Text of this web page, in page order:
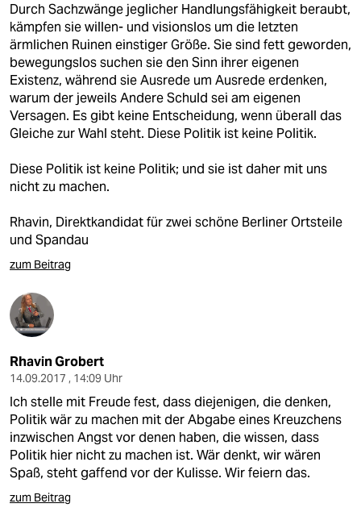
Durch Sachzwänge jeglicher Handlungsfähigkeit beraubt,
kämpfen sie willen- und visionslos um die letzten
ärmlichen Ruinen einstiger Größe. Sie sind fett geworden,
bewegungslos suchen sie den Sinn ihrer eigenen
Existenz, während sie Ausrede um Ausrede erdenken,
warum der jeweils Andere Schuld sei am eigenen
Versagen. Es gibt keine Entscheidung, wenn überall das
Gleiche zur Wahl steht. Diese Politik ist keine Politik.
Diese Politik ist keine Politik; und sie ist daher mit uns
nicht zu machen.
Rhavin, Direktkandidat für zwei schöne Berliner Ortsteile
und Spandau
zum Beitrag
Rhavin Grobert
14.09.2017 , 14:09 Uhr
Ich stelle mit Freude fest, dass diejenigen, die denken,
Politik wär zu machen mit der Abgabe eines Kreuzchens
inzwischen Angst vor denen haben, die wissen, dass
Politik hier nicht zu machen ist. Wär denkt, wir wären
Spaß, steht gaffend vor der Kulisse. Wir feiern das.
zum Beitrag